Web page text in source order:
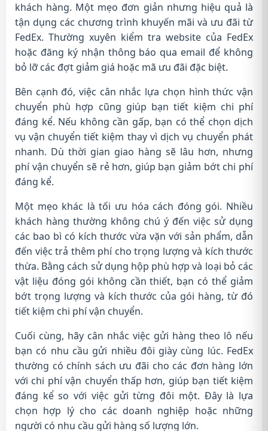
khách hàng. Một mẹo đơn giản nhưng hiệu quả là
tận dụng các chương trình khuyến mãi và ưu đãi từ
FedEx. Thường xuyên kiểm tra website của FedEx
hoặc đăng ký nhận thông báo qua email để không
bỏ lỡ các đợt giảm giá hoặc mã ưu đãi đặc biệt.
Bên cạnh đó, việc cân nhắc lựa chọn hình thức vận
chuyển phù hợp cũng giúp bạn tiết kiệm chi phí
đáng kể. Nếu không cần gấp, bạn có thể chọn dịch
vụ vận chuyển tiết kiệm thay vì dịch vụ chuyển phát
nhanh. Dù thời gian giao hàng sẽ lâu hơn, nhưng
phí vận chuyển sẽ rẻ hơn, giúp bạn giảm bớt chi phí
đáng kể.
Một mẹo khác là tối ưu hóa cách đóng gói. Nhiều
khách hàng thường không chú ý đến việc sử dụng
các bao bì có kích thước vừa vặn với sản phẩm, dẫn
đến việc trả thêm phí cho trọng lượng và kích thước
thừa. Bằng cách sử dụng hộp phù hợp và loại bỏ các
vật liệu đóng gói không cần thiết, bạn có thể giảm
bớt trọng lượng và kích thước của gói hàng, từ đó
tiết kiệm chi phí vận chuyển.
Cuối cùng, hãy cân nhắc việc gửi hàng theo lô nếu
bạn có nhu cầu gửi nhiều đôi giày cùng lúc. FedEx
thường có chính sách ưu đãi cho các đơn hàng lớn
với chi phí vận chuyển thấp hơn, giúp bạn tiết kiệm
đáng kể so với việc gửi từng đôi một. Đây là lựa
chọn hợp lý cho các doanh nghiệp hoặc những
người có nhu cầu gửi hàng số lượng lớn.